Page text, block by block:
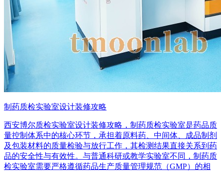
制药质检实验室设计装修攻略
西安博尔质检实验室设计装修攻略，制药质检实验室是药品质
量控制体系中的核心环节，承担着原料药、中间体、成品制剂
及包装材料的质量检验与放行工作，其检测结果直接关系到药
品的安全性与有效性。与普通科研或教学实验室不同，制药质
检实验室需要严格遵循药品生产质量管理规范（GMP）的相